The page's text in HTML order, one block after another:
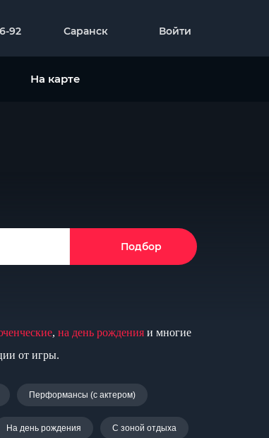
92 Саранск Войти
На карте
Подбор
, на день рожденияи многие
от игры.
Перформансы (с актером)
На день рождения С зоной отдыха